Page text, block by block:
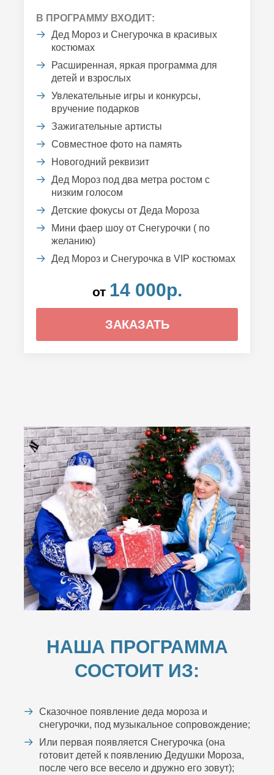
В ПРОГРАММУ ВХОДИТ:
Дед Мороз и Снегурочка в красивых
костюмах
Расширенная, яркая программа для
детей и взрослых
Увлекательные игры и конкурсы,
вручение подарков
Зажигательные артисты
Совместное фото на память
Новогодний реквизит
Дед Мороз под два метра ростом с
низким голосом
Детские фокусы от Деда Мороза
Мини фаер шоу от Снегурочки ( по
желанию)
Дед Мороз и Снегурочка в VIP костюмах
от 14 000р.
ЗАКАЗАТЬ
НАША ПРОГРАММА
СОСТОИТ ИЗ:
Сказочное появление деда мороза и
снегурочки, под музыкальное сопровождение;
Или первая появляется Снегурочка (она
готовит детей к появлению Дедушки Мороза,
после чего все весело и дружно его зовут);